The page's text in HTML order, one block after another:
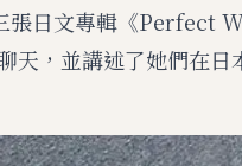
張日文專輯《Perfect
天，並講述了她們在日